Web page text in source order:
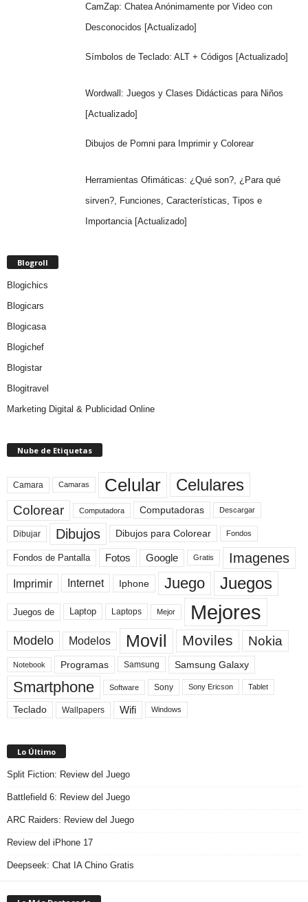
CamZap: Chatea Anónimamente por Video con
Desconocidos [Actualizado]
Símbolos de Teclado: ALT + Códigos [Actualizado]
Wordwall: Juegos y Clases Didácticas para Niños
[Actualizado]
Dibujos de Pomni para Imprimir y Colorear
Herramientas Ofimáticas: ¿Qué son?, ¿Para qué
sirven?, Funciones, Características, Tipos e
Importancia [Actualizado]
Blogroll
Blogichics
Blogicars
Blogicasa
Blogichef
Blogistar
Blogitravel
Marketing Digital & Publicidad Online
Nube de Etiquetas
Camara Camaras Celular Celulares
Colorear Computadora Computadoras Descargar
Dibujar Dibujos Dibujos para Colorear Fondos
Fondos de Pantalla Fotos Google Gratis Imagenes
Imprimir Internet Iphone Juego Juegos
Juegos de Laptop Laptops Mejor Mejores
Modelo Modelos Movil Moviles Nokia
Notebook Programas Samsung Samsung Galaxy
Smartphone Software Sony Sony Ericson Tablet
Teclado Wallpapers Wifi Windows
Lo Último
Split Fiction: Review del Juego
Battlefield 6: Review del Juego
ARC Raiders: Review del Juego
Review del iPhone 17
Deepseek: Chat IA Chino Gratis